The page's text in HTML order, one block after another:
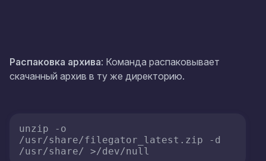
Распаковка архива: Команда распаковывает
скачанный архив в ту же директорию.
unzip -o
/usr/share/filegator_latest.zip -d
/usr/share/ >/dev/null